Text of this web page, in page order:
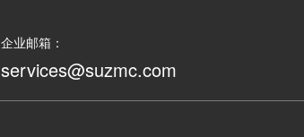
企业邮箱：
services@suzmc.com